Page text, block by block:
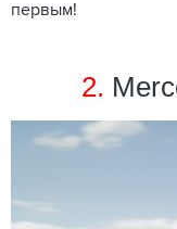
первым!
2.